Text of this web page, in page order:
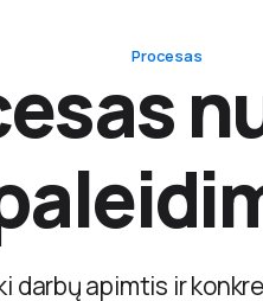
Procesas
darbų apimtis ir